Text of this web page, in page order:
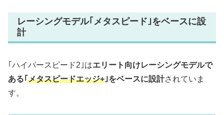
レーシングモデル｢メタスピード｣をベースに設
計
｢ハイパースピード2｣はエリート向けレーシングモデルで
ある｢ メタスピードエッジ+ ｣をベースに設計されていま
す。